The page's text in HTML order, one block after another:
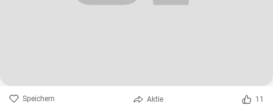
Speichern Aktie 11